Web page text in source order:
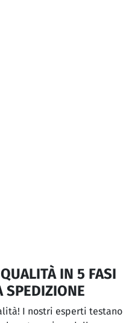
IN 5 FASI
SPEDIZIONE
I nostri esperti testano